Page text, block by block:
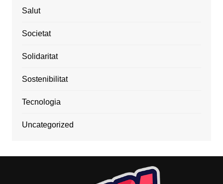
Salut
Societat
Solidaritat
Sostenibilitat
Tecnologia
Uncategorized